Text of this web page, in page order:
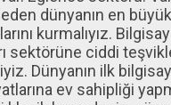
dünyanın en
kurmalıyız.
sektörüne ciddi
Dünyanın ilk
ev sahipliği